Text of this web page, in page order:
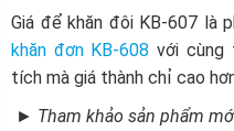
Giá để khăn đôi KB-607 là
khăn đơn KB-608 với cùng
tích mà giá thành chỉ cao
► Tham khảo sản phẩm